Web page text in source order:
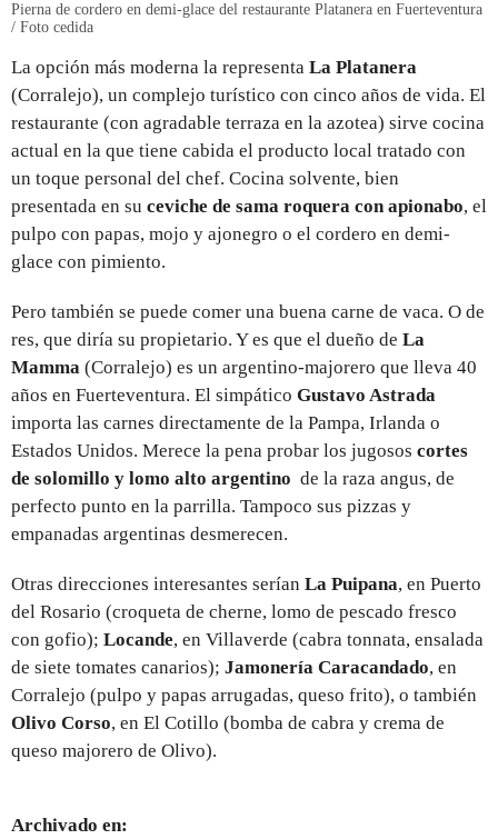
Pierna de cordero en demi-glace del restaurante Platanera en Fuerteventura
/ Foto cedida
La opción más moderna la representa La Platanera
(Corralejo), un complejo turístico con cinco años de vida. El
restaurante (con agradable terraza en la azotea) sirve cocina
actual en la que tiene cabida el producto local tratado con
un toque personal del chef. Cocina solvente, bien
presentada en su ceviche de sama roquera con apionabo, el
pulpo con papas, mojo y ajonegro o el cordero en demi-
glace con pimiento.
Pero también se puede comer una buena carne de vaca. O de
res, que diría su propietario. Y es que el dueño de La
Mamma (Corralejo) es un argentino-majorero que lleva 40
años en Fuerteventura. El simpático Gustavo Astrada
importa las carnes directamente de la Pampa, Irlanda o
Estados Unidos. Merece la pena probar los jugosos cortes
de solomillo y lomo alto argentino de la raza angus, de
perfecto punto en la parrilla. Tampoco sus pizzas y
empanadas argentinas desmerecen.
Otras direcciones interesantes serían La Puipana, en Puerto
del Rosario (croqueta de cherne, lomo de pescado fresco
con gofio); Locande, en Villaverde (cabra tonnata, ensalada
de siete tomates canarios); Jamonería Caracandado, en
Corralejo (pulpo y papas arrugadas, queso frito), o también
Olivo Corso, en El Cotillo (bomba de cabra y crema de
queso majorero de Olivo).
Archivado en: